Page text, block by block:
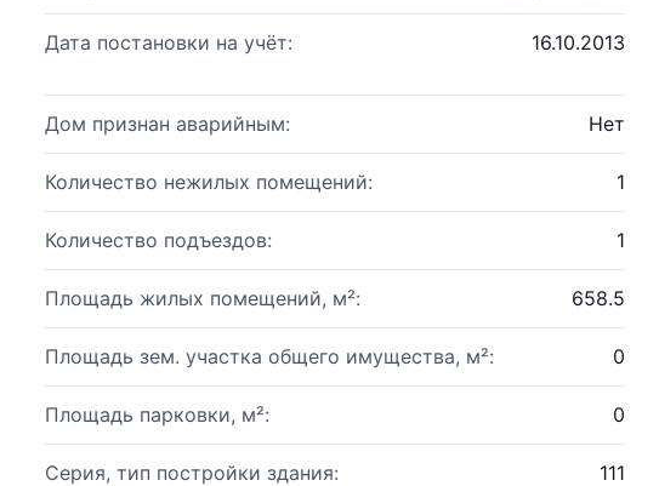
Дата постановки на учёт: 16.10.2013
Дом признан аварийным: Нет
Количество нежилых помещений: 1
Количество подъездов: 1
Площадь жилых помещений, м²: 658.5
Площадь зем. участка общего имущества, м²: 0
Площадь парковки, м²: 0
Серия, тип постройки здания: 111